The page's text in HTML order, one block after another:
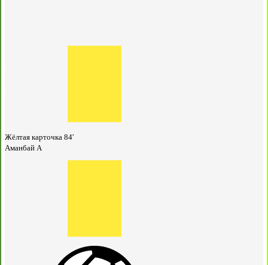
Жёлтая карточка 84'
Аманбай А